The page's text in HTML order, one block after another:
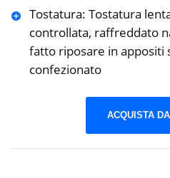
Tostatura: Tostatura
controllata, raffreddato
fatto riposare in appositi
confezionato
ACQUISTA